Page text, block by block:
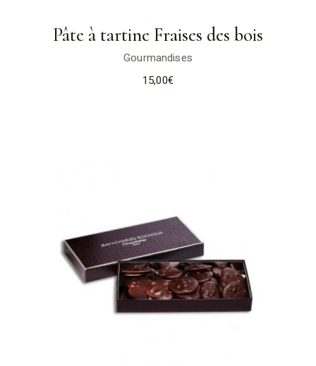
Pâte à tartine Fraises des bois
Gourmandises
15,00€